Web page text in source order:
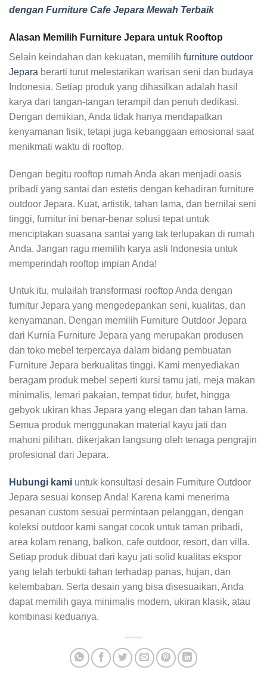
dengan Furniture Cafe Jepara Mewah Terbaik
Alasan Memilih Furniture Jepara untuk Rooftop
Selain keindahan dan kekuatan, memilih furniture outdoor
Jepara berarti turut melestarikan warisan seni dan budaya
Indonesia. Setiap produk yang dihasilkan adalah hasil
karya dari tangan-tangan terampil dan penuh dedikasi.
Dengan demikian, Anda tidak hanya mendapatkan
kenyamanan fisik, tetapi juga kebanggaan emosional saat
menikmati waktu di rooftop.
Dengan begitu rooftop rumah Anda akan menjadi oasis
pribadi yang santai dan estetis dengan kehadiran furniture
outdoor Jepara. Kuat, artistik, tahan lama, dan bernilai seni
tinggi, furnitur ini benar-benar solusi tepat untuk
menciptakan suasana santai yang tak terlupakan di rumah
Anda. Jangan ragu memilih karya asli Indonesia untuk
memperindah rooftop impian Anda!
Untuk itu, mulailah transformasi rooftop Anda dengan
furnitur Jepara yang mengedepankan seni, kualitas, dan
kenyamanan. Dengan memilih Furniture Outdoor Jepara
dari Kurnia Furniture Jepara yang merupakan produsen
dan toko mebel terpercaya dalam bidang pembuatan
Furniture Jepara berkualitas tinggi. Kami menyediakan
beragam produk mebel seperti kursi tamu jati, meja makan
minimalis, lemari pakaian, tempat tidur, bufet, hingga
gebyok ukiran khas Jepara yang elegan dan tahan lama.
Semua produk menggunakan material kayu jati dan
mahoni pilihan, dikerjakan langsung oleh tenaga pengrajin
profesional dari Jepara.
Hubungi kami untuk konsultasi desain Furniture Outdoor
Jepara sesuai konsep Anda! Karena kami menerima
pesanan custom sesuai permintaan pelanggan, dengan
koleksi outdoor kami sangat cocok untuk taman pribadi,
area kolam renang, balkon, cafe outdoor, resort, dan villa.
Setiap produk dibuat dari kayu jati solid kualitas ekspor
yang telah terbukti tahan terhadap panas, hujan, dan
kelembaban. Serta desain yang bisa disesuaikan, Anda
dapat memilih gaya minimalis modern, ukiran klasik, atau
kombinasi keduanya.